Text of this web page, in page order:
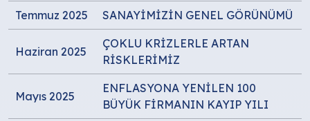
Temmuz 2025 SANAYİMİZİN GENEL GÖRÜNÜMÜ
Haziran 2025
ÇOKLU KRİZLERLE ARTAN
RİSKLERİMİZ
Mayıs 2025
ENFLASYONA YENİLEN 100
BÜYÜK FİRMANIN KAYIP YILI